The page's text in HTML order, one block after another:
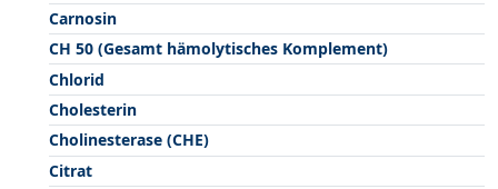
Carnosin
CH 50 (Gesamt hämolytisches Komplement)
Chlorid
Cholesterin
Cholinesterase (CHE)
Citrat